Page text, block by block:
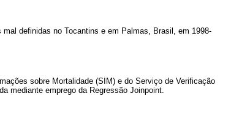
definidas no Tocantins e em Palmas, Brasil, em 1998-
sobre Mortalidade (SIM) e do Serviço de Verificação
mediante emprego da Regressão Joinpoint.